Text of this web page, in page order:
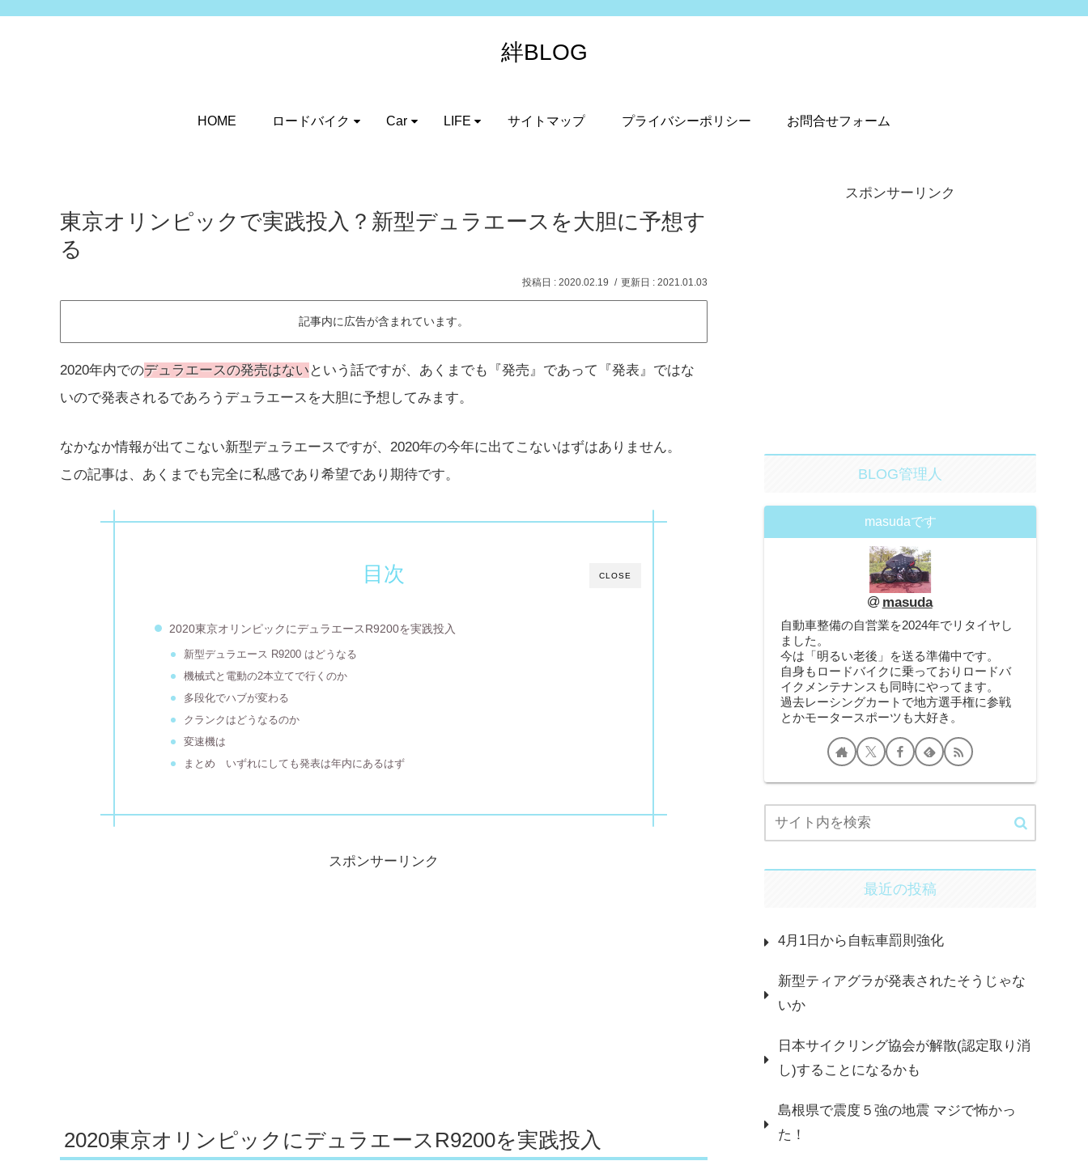
絆BLOG
HOME ロードバイク Car LIFE サイトマップ プライバシーポリシー お問合せフォーム
東京オリンピックで実践投入？新型デュラエースを大胆に予想す
る
2020.02.19 2021.01.03
記事内に広告が含まれています。
2020年内でのデュラエースの発売はない という話ですが、あくまでも『発売』であって『発表』ではな
いので発表されるであろうデュラエースを大胆に予想してみます。
なかなか情報が出てこない新型デュラエースですが、2020年の今年に出てこないはずはありません。
この記事は、あくまでも完全に私感であり希望であり期待です。
CLOSE
目次
2020東京オリンピックにデュラエースR9200を実践投入
新型デュラエース R9200 はどうなる
機械式と電動の2本立てで行くのか
多段化でハブが変わる
クランクはどうなるのか
変速機は
まとめ いずれにしても発表は年内にあるはず
スポンサーリンク
2020東京オリンピックにデュラエースR9200を実践投入
スポンサーリンク
BLOG管理人
masudaです
masuda
自動車整備の自営業を2024年でリタイヤし
ました。
今は「明るい老後」を送る準備中です。
自身もロードバイクに乗っておりロードバ
イクメンテナンスも同時にやってます。
過去レーシングカートで地方選手権に参戦
とかモータースポーツも大好き。
最近の投稿
4月1日から自転車罰則強化
新型ティアグラが発表されたそうじゃな
いか
日本サイクリング協会が解散(認定取り消
し)することになるかも
島根県で震度５強の地震 マジで怖かっ
た！